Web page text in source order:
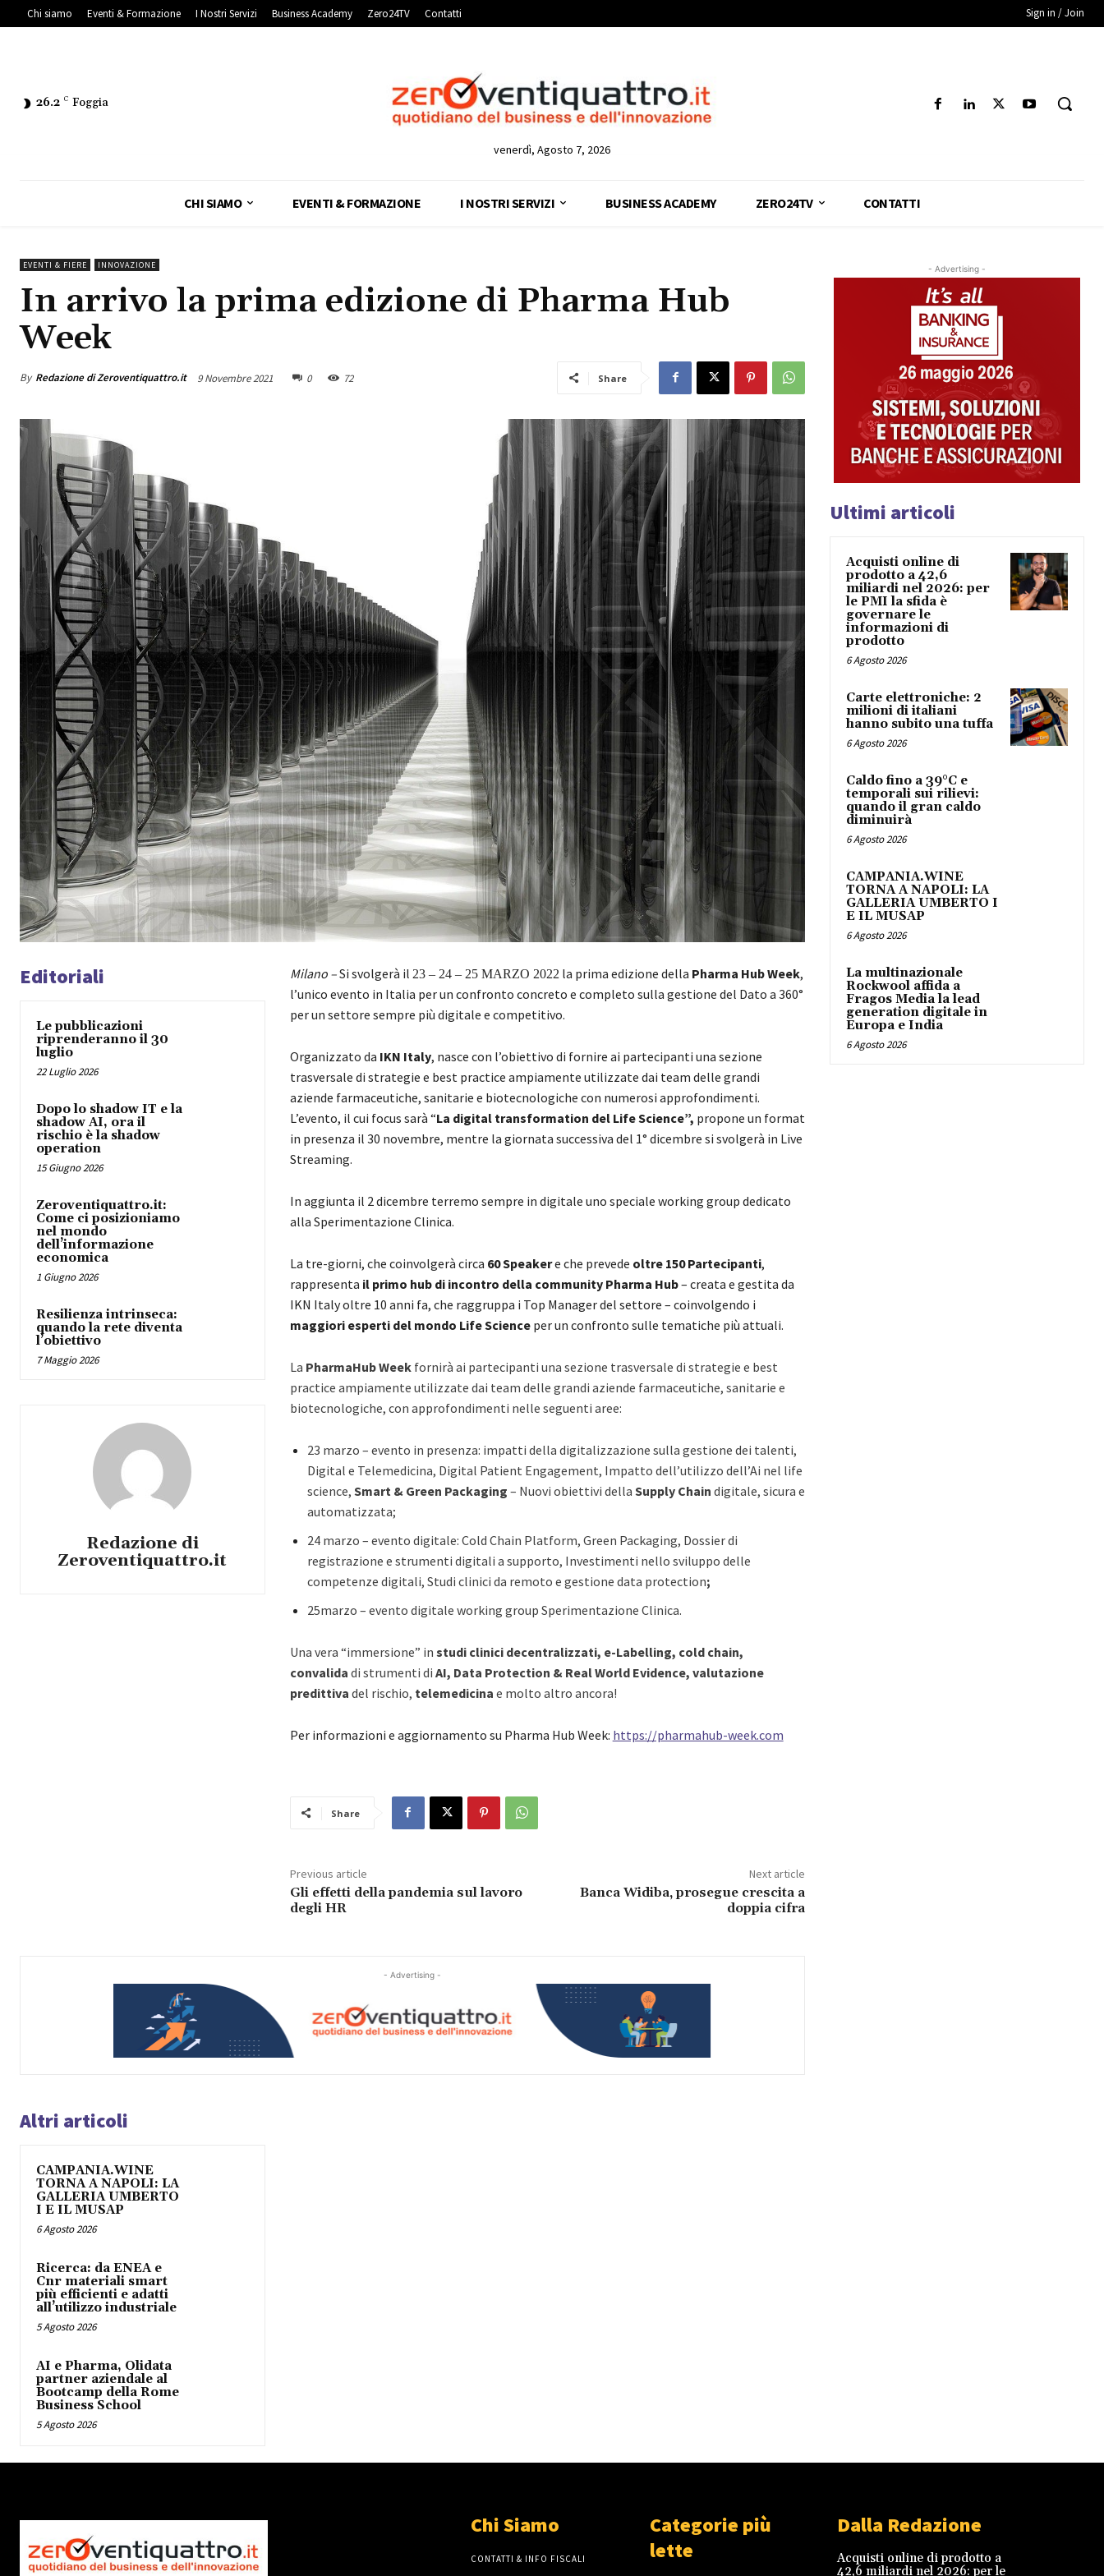
Chi siamo Eventi & Formazione I Nostri Servizi Business Academy Zero24TV Contatti Sign in / Join
26.2 C Foggia
venerdì, Agosto 7, 2026
CHI SIAMO EVENTI & FORMAZIONE I NOSTRI SERVIZI BUSINESS ACADEMY ZERO24TV CONTATTI
EVENTI & FIERE INNOVAZIONE
In arrivo la prima edizione di Pharma Hub
Week
By Redazione di Zeroventiquattro.it 9 Novembre 2021 0 72 Share
Editoriali
Le pubblicazioni
riprenderanno il 30
luglio
22 Luglio 2026
Dopo lo shadow IT e la
shadow AI, ora il
rischio è la shadow
operation
15 Giugno 2026
Zeroventiquattro.it:
Come ci posizioniamo
nel mondo
dell’informazione
economica
1 Giugno 2026
Resilienza intrinseca:
quando la rete diventa
l’obiettivo
7 Maggio 2026
Redazione di
Zeroventiquattro.it
Milano –Si svolgerà il 23 – 24 – 25 MARZO 2022 la prima edizione della Pharma Hub Week,
l’unico evento in Italia per un confronto concreto e completo sulla gestione del Dato a 360°
per un settore sempre più digitale e competitivo.
Organizzato da IKN Italy, nasce con l’obiettivo di fornire ai partecipanti una sezione
trasversale di strategie e best practice ampiamente utilizzate dai team delle grandi
aziende farmaceutiche, sanitarie e biotecnologiche con numerosi approfondimenti.
L’evento, il cui focus sarà “La digital transformation del Life Science”, propone un format
in presenza il 30 novembre, mentre la giornata successiva del 1° dicembre si svolgerà in Live
Streaming.
In aggiunta il 2 dicembre terremo sempre in digitale uno speciale working group dedicato
alla Sperimentazione Clinica.
La tre-giorni, che coinvolgerà circa 60 Speakere che prevede oltre 150 Partecipanti,
rappresenta il primo hub di incontro della community Pharma Hub– creata e gestita da
IKN Italy oltre 10 anni fa, che raggruppa i Top Manager del settore – coinvolgendo i
maggiori esperti del mondo Life Scienceper un confronto sulle tematiche più attuali.
La PharmaHub Weekfornirà ai partecipanti una sezione trasversale di strategie e best
practice ampiamente utilizzate dai team delle grandi aziende farmaceutiche, sanitarie e
biotecnologiche, con approfondimenti nelle seguenti aree:
23 marzo – evento in presenza: impatti della digitalizzazione sulla gestione dei talenti,
Digital e Telemedicina, Digital Patient Engagement, Impatto dell’utilizzo dell’Ai nel life
science, Smart & Green Packaging – Nuovi obiettivi della Supply Chain digitale, sicura e
automatizzata;
24 marzo – evento digitale: Cold Chain Platform, Green Packaging, Dossier di
registrazione e strumenti digitali a supporto, Investimenti nello sviluppo delle
competenze digitali, Studi clinici da remoto e gestione data protection;
25marzo – evento digitale working group Sperimentazione Clinica.
Una vera “immersione” in studi clinici decentralizzati, e-Labelling, cold chain,
convalida di strumenti di AI, Data Protection & Real World Evidence, valutazione
predittiva del rischio, telemedicina e molto altro ancora!
Per informazioni e aggiornamento su Pharma Hub Week: https://pharmahub-week.com
Share
Previous article
Gli effetti della pandemia sul lavoro
degli HR
Next article
Banca Widiba, prosegue crescita a
doppia cifra
- Advertising -
Altri articoli
CAMPANIA.WINE
TORNA A NAPOLI: LA
GALLERIA UMBERTO
I E IL MUSAP
6 Agosto 2026
Ricerca: da ENEA e
Cnr materiali smart
più efficienti e adatti
all’utilizzo industriale
5 Agosto 2026
AI e Pharma, Olidata
partner aziendale al
Bootcamp della Rome
Business School
5 Agosto 2026
- Advertising -
Ultimi articoli
Acquisti online di
prodotto a 42,6
miliardi nel 2026: per
le PMI la sfida è
governare le
informazioni di
prodotto
6 Agosto 2026
Carte elettroniche: 2
milioni di italiani
hanno subito una tuffa
6 Agosto 2026
Caldo fino a 39°C e
temporali sui rilievi:
quando il gran caldo
diminuirà
6 Agosto 2026
CAMPANIA.WINE
TORNA A NAPOLI: LA
GALLERIA UMBERTO I
E IL MUSAP
6 Agosto 2026
La multinazionale
Rockwool affida a
Fragos Media la lead
generation digitale in
Europa e India
6 Agosto 2026
Chi Siamo
CONTATTI & INFO FISCALI
Categorie più
lette
Dalla Redazione
Acquisti online di prodotto a
42,6 miliardi nel 2026: per le